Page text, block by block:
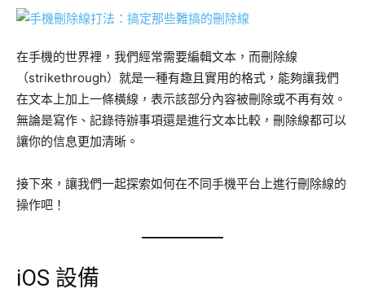
在手機的世界裡，我們經常需要編輯文本，而刪除線
（strikethrough）就是一種有趣且實用的格式，能夠讓我們
在文本上加上一條橫線，表示該部分內容被刪除或不再有效。
無論是寫作、記錄待辦事項還是進行文本比較，刪除線都可以
讓你的信息更加清晰。
接下來，讓我們一起探索如何在不同手機平台上進行刪除線的
操作吧！
iOS 設備